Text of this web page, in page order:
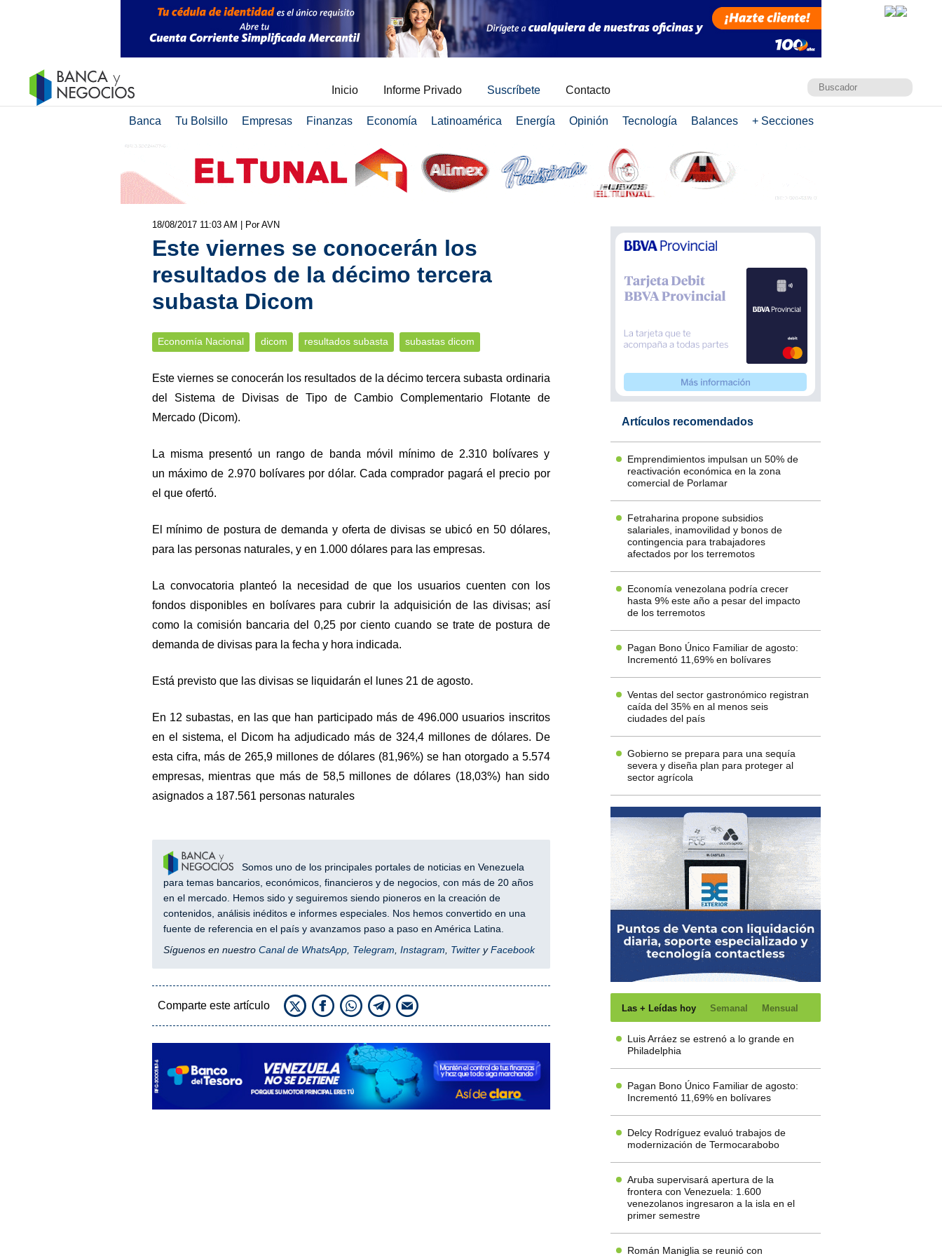
Inicio Informe Privado Suscríbete Contacto
Banca Tu Bolsillo Empresas Finanzas Economía Latinoamérica Energía Opinión Tecnología Balances + Secciones
18/08/2017 11:03 AM | Por AVN
Este viernes se conocerán los
resultados de la décimo tercera
subasta Dicom
Economía Nacional dicom resultados subasta subastas dicom
Este viernes se conocerán los resultados de la décimo tercera subasta ordinaria
del Sistema de Divisas de Tipo de Cambio Complementario Flotante de
Mercado (Dicom).
La misma presentó un rango de banda móvil mínimo de 2.310 bolívares y
un máximo de 2.970 bolívares por dólar. Cada comprador pagará el precio por
el que ofertó.
El mínimo de postura de demanda y oferta de divisas se ubicó en 50 dólares,
para las personas naturales, y en 1.000 dólares para las empresas.
La convocatoria planteó la necesidad de que los usuarios cuenten con los
fondos disponibles en bolívares para cubrir la adquisición de las divisas; así
como la comisión bancaria del 0,25 por ciento cuando se trate de postura de
demanda de divisas para la fecha y hora indicada.
Está previsto que las divisas se liquidarán el lunes 21 de agosto.
En 12 subastas, en las que han participado más de 496.000 usuarios inscritos
en el sistema, el Dicom ha adjudicado más de 324,4 millones de dólares. De
esta cifra, más de 265,9 millones de dólares (81,96%) se han otorgado a 5.574
empresas, mientras que más de 58,5 millones de dólares (18,03%) han sido
asignados a 187.561 personas naturales
Somos uno de los principales portales de noticias en Venezuela
para temas bancarios, económicos, financieros y de negocios, con más de 20 años
en el mercado. Hemos sido y seguiremos siendo pioneros en la creación de
contenidos, análisis inéditos e informes especiales. Nos hemos convertido en una
fuente de referencia en el país y avanzamos paso a paso en América Latina.
Síguenos en nuestro Canal de WhatsApp, Telegram, Instagram, TwitteryFacebook
Comparte este artículo
Artículos recomendados
Emprendimientos impulsan un 50% de
reactivación económica en la zona
comercial de Porlamar
Fetraharina propone subsidios
salariales, inamovilidad y bonos de
contingencia para trabajadores
afectados por los terremotos
Economía venezolana podría crecer
hasta 9% este año a pesar del impacto
de los terremotos
Pagan Bono Único Familiar de agosto:
Incrementó 11,69% en bolívares
Ventas del sector gastronómico registran
caída del 35% en al menos seis
ciudades del país
Gobierno se prepara para una sequía
severa y diseña plan para proteger al
sector agrícola
Las + Leídas hoy Semanal Mensual
Luis Arráez se estrenó a lo grande en
Philadelphia
Pagan Bono Único Familiar de agosto:
Incrementó 11,69% en bolívares
Delcy Rodríguez evaluó trabajos de
modernización de Termocarabobo
Aruba supervisará apertura de la
frontera con Venezuela: 1.600
venezolanos ingresaron a la isla en el
primer semestre
Román Maniglia se reunió con